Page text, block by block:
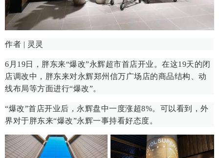
作者 | 灵灵
6月19日，胖东来“爆改”永辉超市首店开业。在这19天的闭
店调改中，胖东来对永辉郑州信万广场店的商品结构、动
线布局等方面进行“爆改”。
“爆改”首店开业后，永辉盘中一度涨超8%。可以看到，外
界对于胖东来“爆改”永辉一事持看好态度。